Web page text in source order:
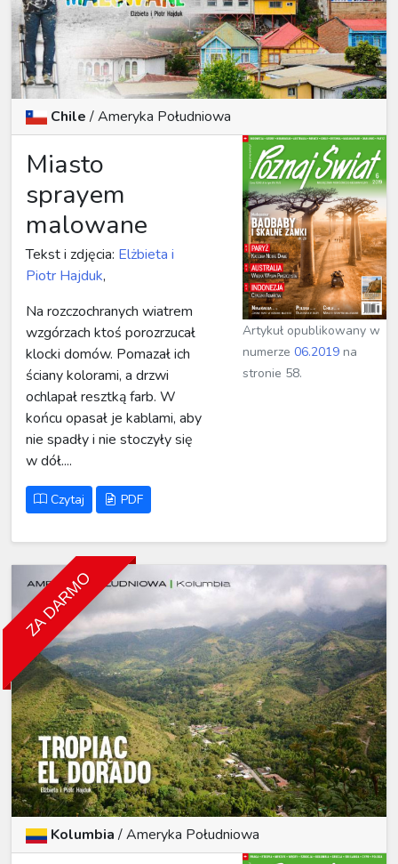
Chile/Ameryka Południowa
Miasto
sprayem
malowane
Tekst i zdjęcia: Elżbieta i
Piotr Hajduk,
Na rozczochranych wiatrem
wzgórzach ktoś porozrzucał
klocki domów. Pomazał ich
ściany kolorami, a drzwi
ochlapał resztką farb. W
końcu opasał je kablami, aby
nie spadły i nie stoczyły się
w dół....
Czytaj PDF
Artykuł opublikowany w
numerze06.2019 na
stronie 58.
ZA DARMO
Kolumbia/Ameryka Południowa